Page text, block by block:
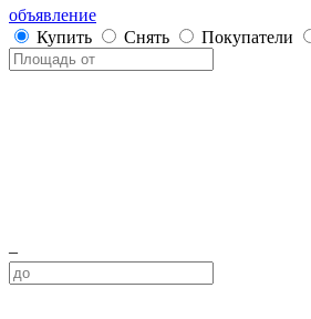
объявление
Купить
Снять Покупатели
–